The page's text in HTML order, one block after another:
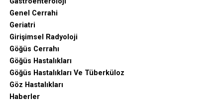
Genel Cerrahi
Geriatri
Girişimsel Radyoloji
Göğüs Cerrahı
Göğüs Hastalıkları
Göğüs Hastalıkları Ve Tüberküloz
Göz Hastalıkları
Haberler